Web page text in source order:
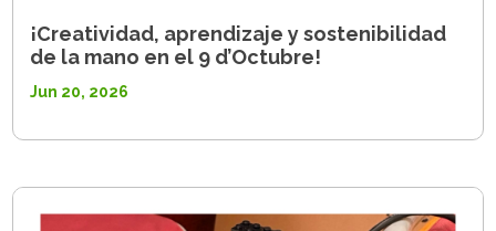
¡Creatividad, aprendizaje y sostenibilidad
de la mano en el 9 d’Octubre!
Jun 20, 2026